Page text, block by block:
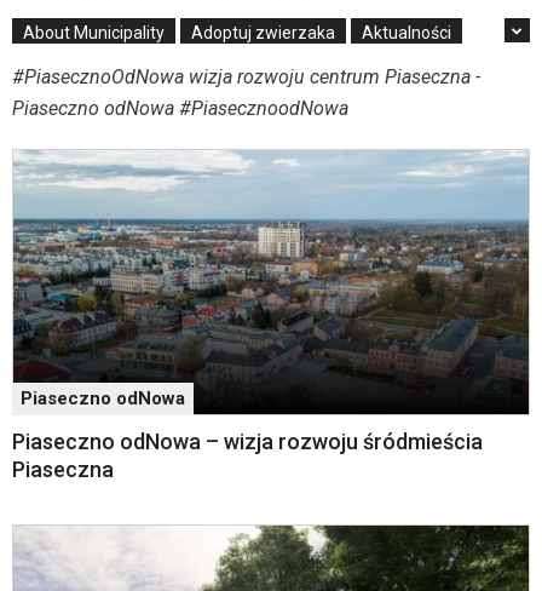
skiplinks
pozwalające
przechodzić
do
które
znajduje
się
bezpośrednio
pod
tą
wiadomością.
Strona
nie
została
wyposażona
skróty
klawiaturowe,
About Municipality Adoptuj zwierzaka
Aktualności
#PiasecznoOdNowa wizja rozwoju centrum Piaseczna -
Piaseczno odNowa #PiasecznoodNowa
Piaseczno odNowa
Piaseczno odNowa – wizja rozwoju śródmieścia
Piaseczna